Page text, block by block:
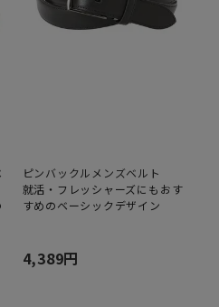
ピンバックルメンズベルト
就活・フレッシャーズにもおす
すめのベーシックデザイン
4,389円